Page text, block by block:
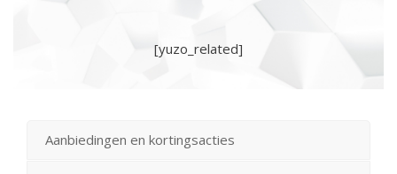
[yuzo_related]
Aanbiedingen en kortingsacties